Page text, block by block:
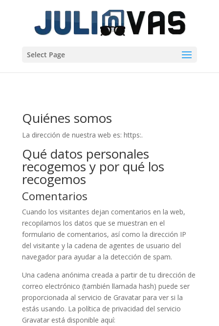
Select Page
Quiénes somos
La dirección de nuestra web es: https:.
Qué datos personales
recogemos y por qué los
recogemos
Comentarios
Cuando los visitantes dejan comentarios en la web,
recopilamos los datos que se muestran en el
formulario de comentarios, así como la dirección IP
del visitante y la cadena de agentes de usuario del
navegador para ayudar a la detección de spam.
Una cadena anónima creada a partir de tu dirección de
correo electrónico (también llamada hash) puede ser
proporcionada al servicio de Gravatar para ver si la
estás usando. La política de privacidad del servicio
Gravatar está disponible aquí: